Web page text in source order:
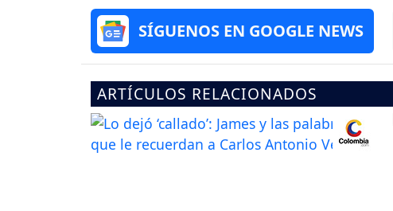
SÍGUENOS EN GOOGLE NEWS
ARTÍCULOS RELACIONADOS